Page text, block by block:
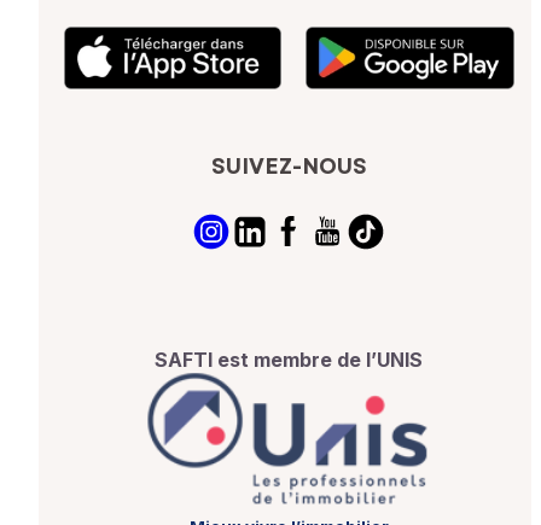
SUIVEZ-NOUS
SAFTI est membre de l’UNIS